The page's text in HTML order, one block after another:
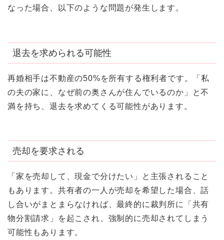
なった場合、以下のような問題が発生します。
退去を求められる可能性
再婚相手は不動産の50%を所有する権利者です。「私
の夫の家に、なぜ前の奥さんが住んでいるのか」と不
満を持ち、退去を求めてくる可能性があります。
売却を要求される
「家を売却して、現金で分けたい」と主張されること
もあります。共有者の一人が売却を希望した場合、話
し合いがまとまらなければ、最終的に裁判所に「共有
物分割請求」を起こされ、強制的に売却されてしまう
可能性もあります。